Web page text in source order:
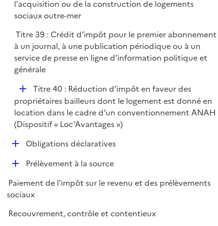
é
p
i
e
r
l'acquisition ou de la construction de logements
sociaux outre-mer
Titre 39 : Crédit d’impôt pour le premier abonnement
à un journal, à une publication périodique ou à un
service de presse en ligne d'information politique et
générale
D
é
p
l
e
r
Titre 40 : Réduction d’impôt en faveur des
propriétaires bailleurs dont le logement est donné en
location dans le cadre d’un conventionnement ANAH
(Dispositif « Loc’Avantages »)
D
i
e
r
Obligations déclaratives
D
p
l
i
Prélèvement à la source
Paiement de l'impôt sur le revenu et des prélèvements
sociaux
Recouvrement, contrôle et contentieux